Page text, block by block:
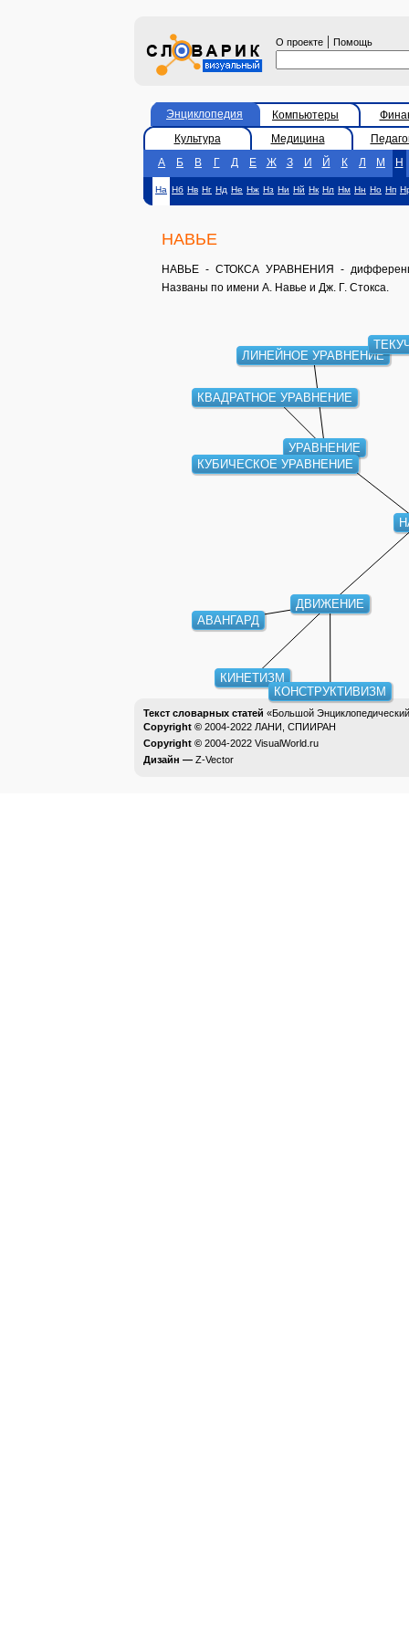
О проекте | Помощь
Энциклопедия Компьютеры
Культура
Медицина
А
Б В Г Д Е Ж З И Й К Л М Н
На Нб Нв Нг Нд Не Нж Нз Ни Нй Нк Нл Нм Нн Но Нп
НАВЬЕ
НАВЬЕ - СТОКСА УРАВНЕНИЯ -
Названы по имени А. Навье и Дж. Г. Стокса.
УРАВНЕНИЕ
ДВИЖЕНИЕ
КУБИЧЕСКОЕ УРАВНЕНИЕ
КВАДРАТНОЕ УРАВНЕНИЕ
ЛИНЕЙНОЕ УРАВНЕНИЕ
КИНЕТИЗМ
АВАНГАРД
КОНСТРУКТИВИЗМ
Текст словарных статей «Большой
Copyright © 2004-2022 ЛАНИ, СПИИРАН
Copyright © 2004-2022 VisualWorld.ru
Дизайн — Z-Vector